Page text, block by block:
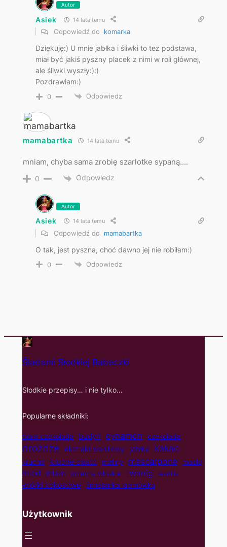
Autor
Asiek 14 lata temu
Odpowiedź do komarka
Dziękuję:) U mnie jabłka i śliwki to tez podstawa,
miał być jakiś pyszny placek z nimi w roli głównej,
ale śliwki wyszły:):)
Pozdrawiam:)
0 Odpowiedz
mamabartka 14 lata temu
mniam, chyba sama zrobię szarlotke sypaną….
0 Odpowiedz
Autor
Asiek 14 lata temu
Odpowiedź do mamabartka
O tak, jest pyszna, choć dawno jej nie robiłam:)
0 Odpowiedz
Śladami Słodkiej Babeczki
Słodkie przepisy… i nie tylko…
Popularne składniki:
biała czekolada budyń cynamon czekolada
drożdże ekstrakt waniliowy jabłka kakao
kruche kruche ciasto maliny mascarpone masło
miód mleko orzechy włoskie twaróg wanilia
wiórki kokosowe śmietanka kremówka
Użytkownik